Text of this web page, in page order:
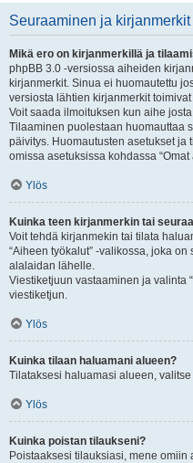
Seuraaminen ja kirjanmerkit
Mikä ero on kirjanmerkillä ja
phpBB 3.0 -versiossa aiheiden
kirjanmerkit. Sinua ei huomautettu
versiosta lähtien kirjanmerkit
Voit saada ilmoituksen kun aihe
Tilaaminen puolestaan huomauttaa
päivitys. Huomautusten asetukset ja
omissa asetuksissa kohdassa “Omat
Ylös
Kuinka teen kirjanmerkin tai
Voit tehdä kirjanmekin tai tilata
“Aiheen työkalut” -valikossa, joka
alalaidan lähelle.
Viestiketjuun vastaaminen ja valinta
viestiketjun.
Ylös
Kuinka tilaan haluamani alueen?
Tilataksesi haluamasi alueen,
Ylös
Kuinka poistan tilaukseni?
Poistaaksesi tilauksiasi, mene